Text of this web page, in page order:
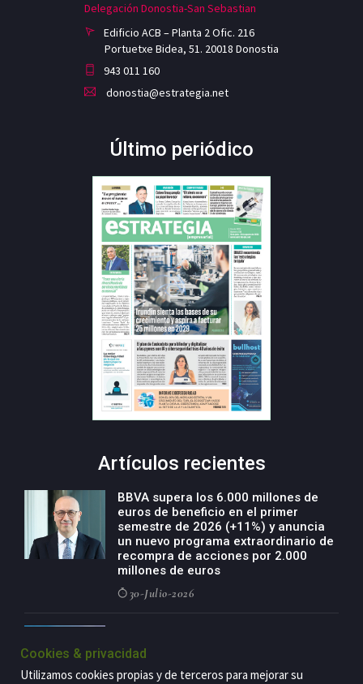
Delegación Donostia-San Sebastian
Edificio ACB – Planta 2 Ofic. 216
Portuetxe Bidea, 51. 20018 Donostia
943 011 160
donostia@estrategia.net
Último periódico
Artículos recientes
BBVA supera los 6.000 millones de
euros de beneficio en el primer
semestre de 2026 (+11%) y anuncia
un nuevo programa extraordinario de
recompra de acciones por 2.000
millones de euros
30-Julio-2026
negocio agro con un modelo global
de especialización presente en siete
países
Cookies & privacidad
Utilizamos cookies propias y de terceros para mejorar su